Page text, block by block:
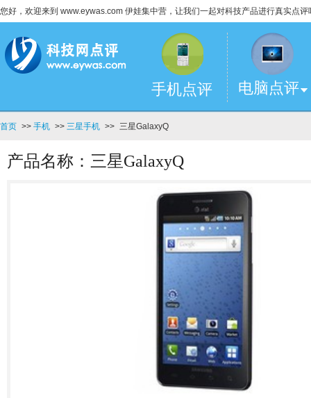
您好，欢迎来到 www.eywas.com 伊娃集中营，让我们一起对科技产品进行真实点评
手机点评 电脑点评
首页 >> 手机 >> 三星手机 >> 三星GalaxyQ
产品名称：三星GalaxyQ